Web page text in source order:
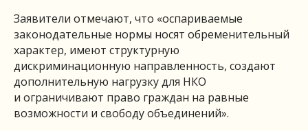
Заявители отмечают, что «оспариваемые
законодательные нормы носят обременительный
характер, имеют структурную
дискриминационную направленность, создают
дополнительную нагрузку для НКО
и ограничивают право граждан на равные
возможности и свободу объединений».